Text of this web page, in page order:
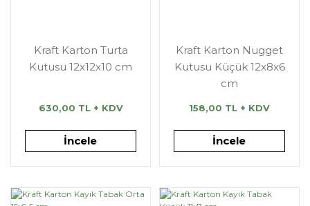
Kraft Karton Turta
Kutusu 12x12x10 cm
630,00 TL + KDV
İncele
Kraft Karton Nugget
Kutusu Küçük 12x8x6
cm
158,00 TL + KDV
İncele